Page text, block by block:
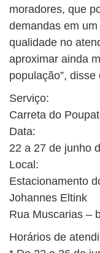
moradores, que
demandas em
qualidade no
aproximar ainda
população”,
Serviço:
Carreta do
Data:
22 a 27 de junho
Local:
Estacionamento
Johannes Eltink
Rua Muscarias –
Horários de